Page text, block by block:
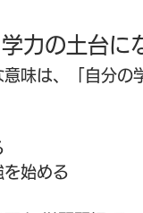
力の土台に
味は、「自分
を始める